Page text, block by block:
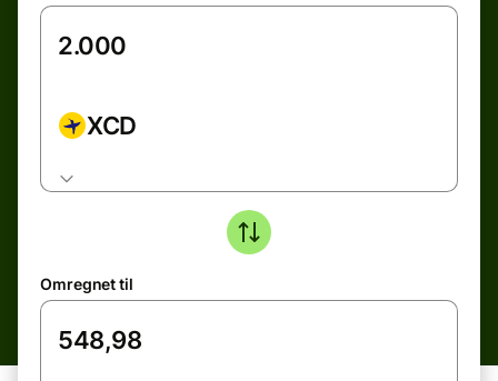
XCD
Omregnet til